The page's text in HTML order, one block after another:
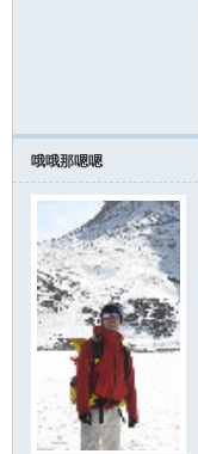
哦哦那嗯嗯